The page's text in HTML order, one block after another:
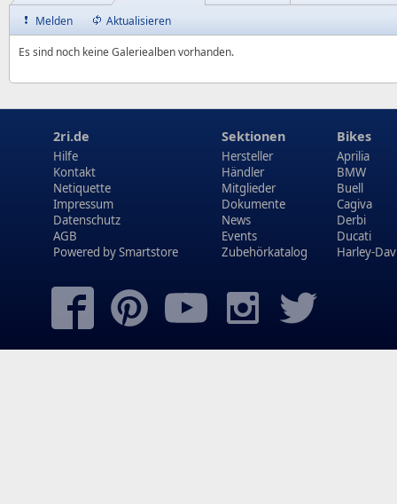
Melden
Aktualisieren
Es sind noch keine Galeriealben vorhanden.
2ri.de
Hilfe
Kontakt
Netiquette
Impressum
Datenschutz
AGB
Powered bySmartstore
Sektionen
Hersteller
Händler
Mitglieder
Dokumente
News
Events
Zubehörkatalog
Bikes
Aprilia
BMW
Buell
Cagiva
Derbi
Ducati
Harley-